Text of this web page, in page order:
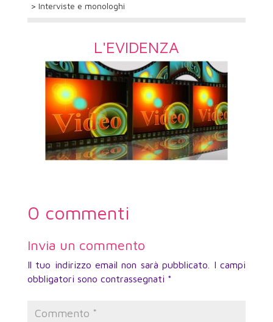
> Interviste e monologhi
L'EVIDENZA
0 commenti
Invia un commento
Il tuo indirizzo email non sarà pubblicato.
I campi
obbligatori sono contrassegnati *